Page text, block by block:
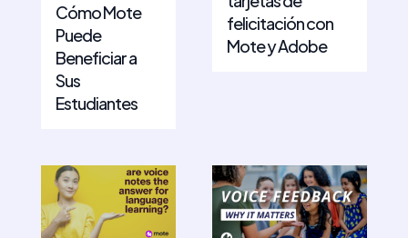
Cómo Mote
Puede
Beneficiar a
Sus
Estudiantes
felicitación con
Mote y Adobe